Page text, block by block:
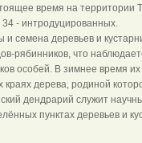
время на территории
34 - интродуцированных.
и семена деревьев и
рябинников, что
особей. В зимнее время
краях дерева, родиной
дендрарий служит
пунктах деревьев и